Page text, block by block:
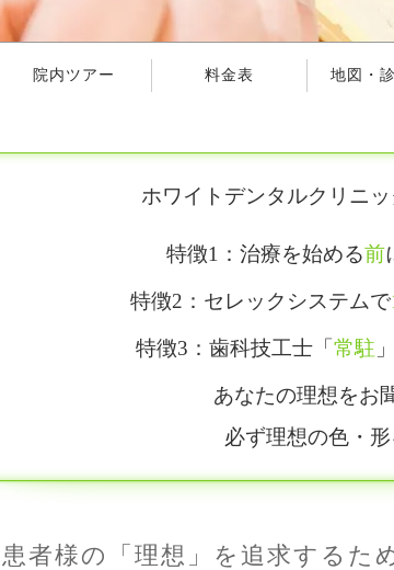
院内ツアー 料金表 地図・
ホワイトデンタルクリニ
特徴1： 治療を始める前
特徴2： セレックシステムで
特徴3： 歯科技工士「 常駐
あなたの理想をお
必ず理想の色・形
患者様の「理想」を追求するた